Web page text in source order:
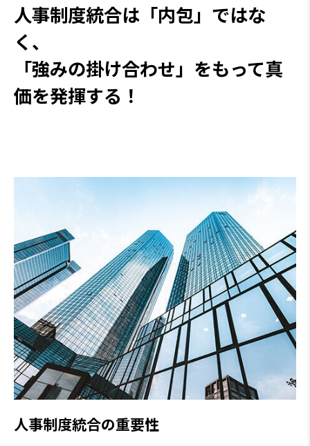
人事制度統合は「内包」ではな
く、
「強みの掛け合わせ」をもって真
価を発揮する！
人事制度統合の重要性